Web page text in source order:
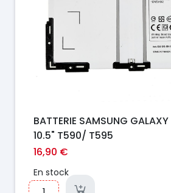
BATTERIE SAMSUNG
10.5" T590/ T595
16,90 €
En stock